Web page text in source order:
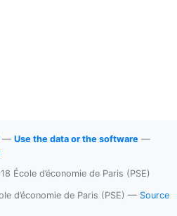
— Use the data or the software —
École d’économie de Paris (PSE)
d’économie de Paris (PSE) — Source